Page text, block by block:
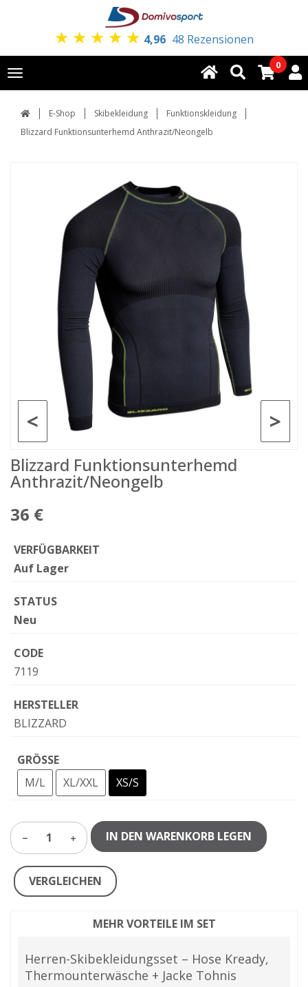
★ ★ ★ ★ ★ 4,96 48 Rezensionen
Toggle
navigation
0
E-Shop Skibekleidung
Funktionskleidung
Blizzard Funktionsunterhemd Anthrazit/Neongelb
>
<
Blizzard Funktionsunterhemd
Anthrazit/Neongelb
36 €
VERFÜGBARKEIT
Auf Lager
STATUS
Neu
CODE
7119
HERSTELLER
BLIZZARD
GRÖSSE
M/L
XL/XXL XS/S
1 IN DEN WARENKORB LEGEN
VERGLEICHEN
MEHR VORTEILE IM SET
Herren-Skibekleidungsset – Hose Kready,
Thermounterwäsche + Jacke Tohnis